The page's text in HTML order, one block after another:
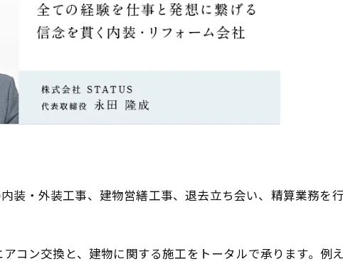
装・外装工事、建物営繕工事、退去立ち会い、精算業務を行
コン交換と、建物に関する施工をトータルで承ります。例